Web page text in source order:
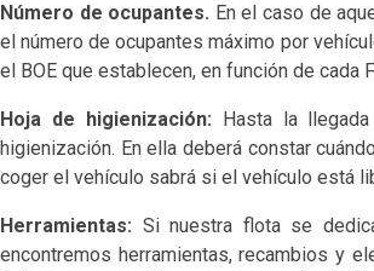
Número de ocupantes. En el caso de
el número de ocupantes máximo por
el BOE que establecen, en función de
Hoja de higienización: Hasta la
higienización. En ella deberá constar
coger el vehículo sabrá si el vehículo está
Herramientas: Si nuestra flota se
encontremos herramientas, recambios y